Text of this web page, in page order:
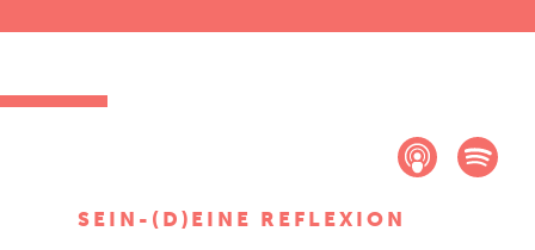
SEIN-(D)EINE REFLEXION